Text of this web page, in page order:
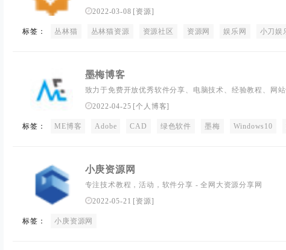
一个网络爱好者高质量资源分享平台!
2022-03-08 [资源]
标签： 丛林猫 丛林猫资源 资源社区 资源网 娱乐网 小刀娱
墨梅博客
致力于免费开放优秀软件分享、电脑技术、经验教程、网
的的站点、安全、绿色、放心、MOMEIS.NET找你所需要
2022-04-25 [个人博客]
标签： ME博客 Adobe CAD 绿色软件 墨梅 Windows10
小庚资源网
专注技术教程，活动，软件分享 - 全网大资源分享网
2022-05-21 [资源]
标签： 小庚资源网